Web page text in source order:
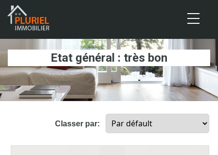
Etat général : très bon
Classer par:
Cookies management panel